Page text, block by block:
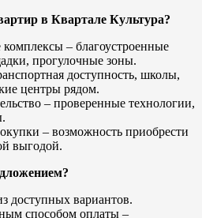
в Квартале Культура?
– благоустроенные
прогулочные зоны.
доступность, школы,
центры рядом.
– проверенные технологии,
– возможность приобрести
выгодой.
доступных вариантов.
способом оплаты –